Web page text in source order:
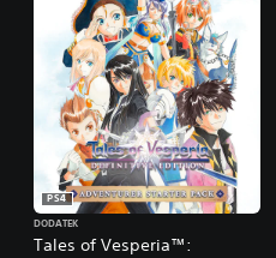
Tales of Vesperia™:
PS4
DODATEK